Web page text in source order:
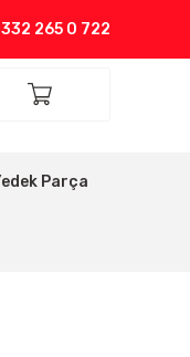
265 0 722
Parça